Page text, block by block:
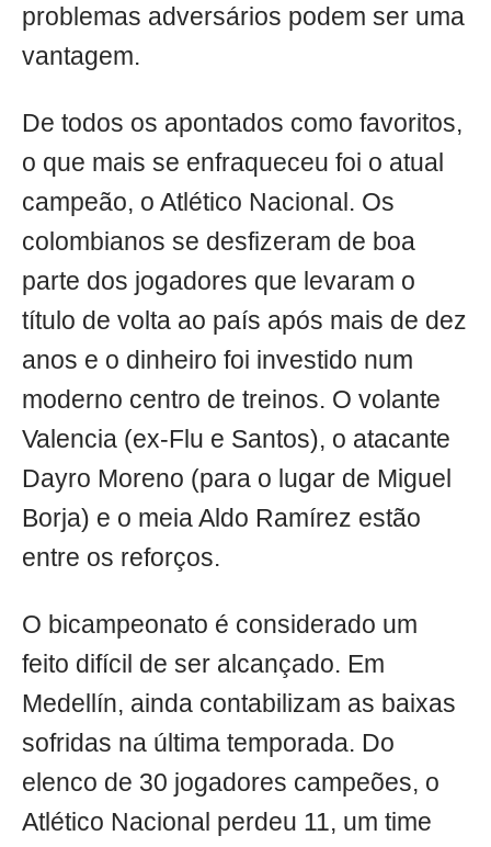
problemas adversários podem ser uma
vantagem.
De todos os apontados como favoritos,
o que mais se enfraqueceu foi o atual
campeão, o Atlético Nacional. Os
colombianos se desfizeram de boa
parte dos jogadores que levaram o
título de volta ao país após mais de dez
anos e o dinheiro foi investido num
moderno centro de treinos. O volante
Valencia (ex-Flu e Santos), o atacante
Dayro Moreno (para o lugar de Miguel
Borja) e o meia Aldo Ramírez estão
entre os reforços.
O bicampeonato é considerado um
feito difícil de ser alcançado. Em
Medellín, ainda contabilizam as baixas
sofridas na última temporada. Do
elenco de 30 jogadores campeões, o
Atlético Nacional perdeu 11, um time